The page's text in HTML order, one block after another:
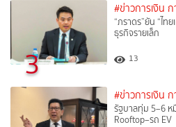
3
#ข่าวการเงิน
“ภราดร”ยัน “ไท
ธุรกิจรายเล็ก
13
#ข่าวการเงิน
รัฐบาลทุ่ม 5–6
Rooftop–รถ EV